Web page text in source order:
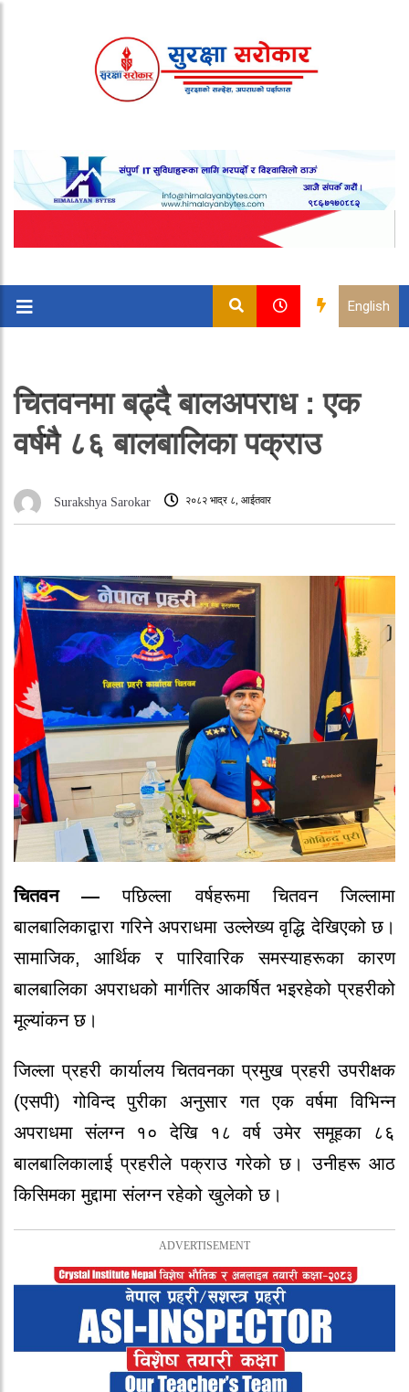
English
चितवनमा बढ्दै बालअपराध : एक
वर्षमै ८६ बालबालिका पक्राउ
Surakshya Sarokar २०८२ भाद्र ८, आईतवार
चितवन — पछिल्ला वर्षहरूमा चितवन जिल्लामा
बालबालिकाद्वारा गरिने अपराधमा उल्लेख्य वृद्धि देखिएको छ।
सामाजिक, आर्थिक र पारिवारिक समस्याहरूका कारण
बालबालिका अपराधको मार्गतिर आकर्षित भइरहेको प्रहरीको
मूल्यांकन छ।
जिल्ला प्रहरी कार्यालय चितवनका प्रमुख प्रहरी उपरीक्षक
(एसपी) गोविन्द पुरीका अनुसार गत एक वर्षमा विभिन्न
अपराधमा संलग्न १० देखि १८ वर्ष उमेर समूहका ८६
बालबालिकालाई प्रहरीले पक्राउ गरेको छ। उनीहरू आठ
किसिमका मुद्दामा संलग्न रहेको खुलेको छ।